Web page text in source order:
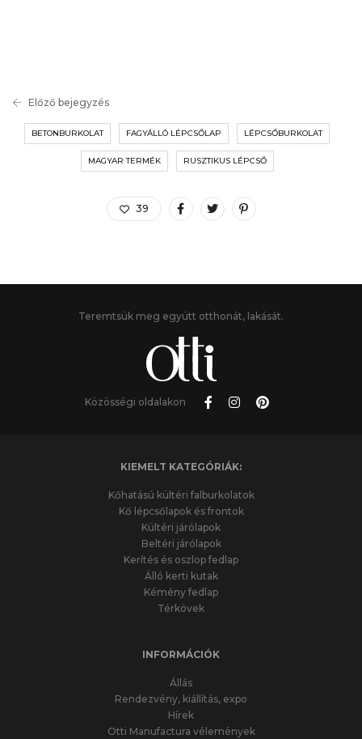
Előző bejegyzés
BETONBURKOLAT FAGYÁLLÓ LÉPCSŐLAP LÉPCSŐBURKOLAT
MAGYAR TERMÉK RUSZTIKUS LÉPCSŐ
39
Teremtsük meg együtt otthonát, lakását.
Közösségi oldalakon
KIEMELT KATEGÓRIÁK:
Kőhatású kültéri falburkolatok
Kő lépcsőlapok és frontok
Kültéri járólapok
Beltéri járólapok
Kerítés és oszlop fedlap
Álló kerti kutak
Kémény fedlap
Térkövek
INFORMÁCIÓK
Állás
Rendezvény, kiállítás, expo
Hírek
Otti Manufactura vélemények